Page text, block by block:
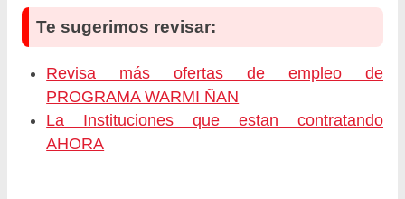
Te sugerimos revisar:
Revisa más ofertas de empleo de
PROGRAMA WARMI ÑAN
La Instituciones que estan contratando
AHORA